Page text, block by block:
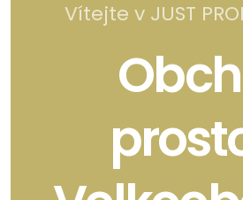
Vítejte v JUST